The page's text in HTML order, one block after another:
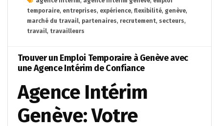
temporaire, entreprises, expérience, flexibilité, genève,
marché du travail, partenaires, recrutement, secteurs,
travail, travailleurs
Trouver un Emploi Temporaire à Genève avec
une Agence Intérim de Confiance
Agence Intérim
Genève: Votre